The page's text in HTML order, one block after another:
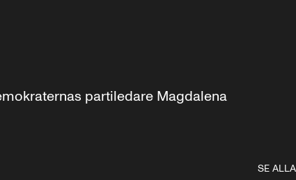
partiledare Magdalena
SE ALLA